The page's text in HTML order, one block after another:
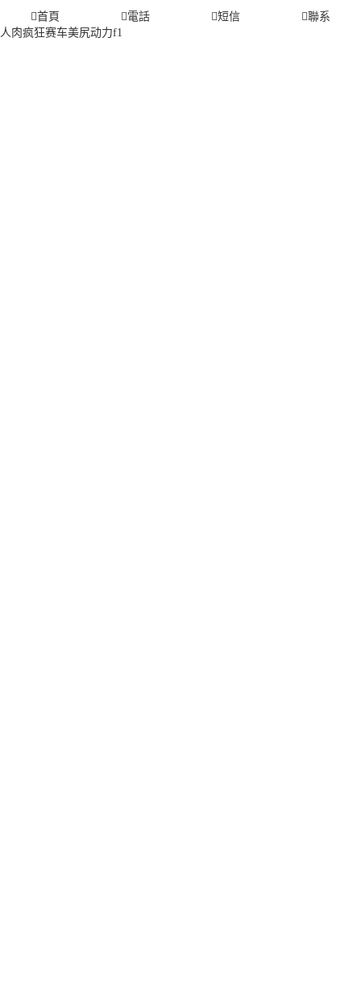
首頁
電話 短信
聯系
人肉疯狂赛车美尻动力f1